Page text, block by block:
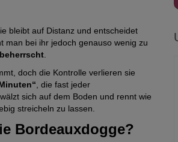
bleibt auf Distanz und entscheidet
man bei ihr jedoch genauso wenig zu
doch die Kontrolle verlieren sie
, die fast jeder
, wälzt sich auf dem Boden und rennt wie
streicheln zu lassen.
Bordeauxdogge?